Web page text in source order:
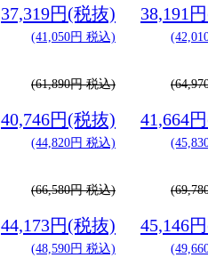
37,319円(税抜)
(41,050円 税込)
38,191
(61,890円 税込)
40,746円(税抜)
(44,820円 税込)
41,664
(66,580円 税込)
44,173円(税抜)
(48,590円 税込)
45,146